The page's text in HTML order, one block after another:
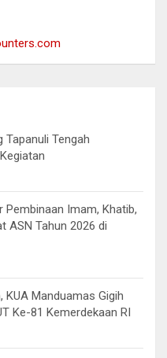
Tapanuli Tengah
Pembinaan Imam, Khatib,
ASN Tahun 2026 di
KUA Manduamas Gigih
Ke-81 Kemerdekaan RI